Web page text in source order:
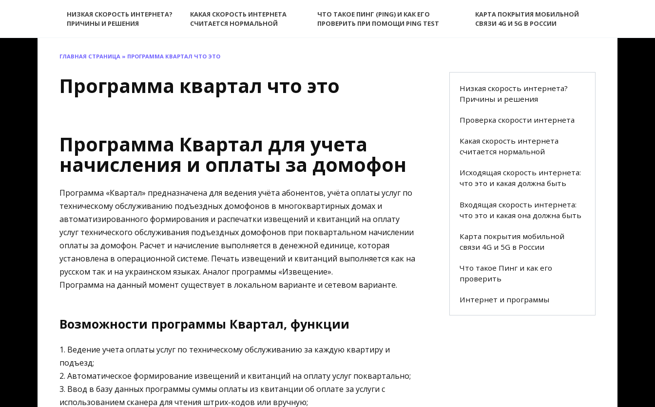
НИЗКАЯ СКОРОСТЬ ИНТЕРНЕТА?
ПРИЧИНЫ И РЕШЕНИЯ
КАКАЯ СКОРОСТЬ ИНТЕРНЕТА
СЧИТАЕТСЯ НОРМАЛЬНОЙ
ЧТО ТАКОЕ ПИНГ (PING) И КАК ЕГО
ПРОВЕРИТЬ ПРИ ПОМОЩИ PING TEST
КАРТА ПОКРЫТИЯ МОБИЛЬНОЙ
СВЯЗИ 4G И 5G В РОССИИ
ГЛАВНАЯ СТРАНИЦА » ПРОГРАММА КВАРТАЛ ЧТО ЭТО
Программа квартал что это
Программа Квартал для учета
начисления и оплаты за домофон
Программа «Квартал» предназначена для ведения учёта абонентов, учёта оплаты услуг по
техническому обслуживанию подъездных домофонов в многоквартирных домах и
автоматизированного формирования и распечатки извещений и квитанций на оплату
услуг технического обслуживания подъездных домофонов при поквартальном начислении
оплаты за домофон. Расчет и начисление выполняется в денежной единице, которая
установлена в операционной системе. Печать извещений и квитанций выполняется как на
русском так и на украинском языках. Аналог программы «Извещение».
Программа на данный момент существует в локальном варианте и сетевом варианте.
Возможности программы Квартал, функции
1. Ведение учета оплаты услуг по техническому обслуживанию за каждую квартиру и
подъезд;
2. Автоматическое формирование извещений и квитанций на оплату услуг поквартально;
3. Ввод в базу данных программы суммы оплаты из квитанции об оплате за услуги с
использованием сканера для чтения штрих-кодов или вручную;
Низкая скорость интернета?
Причины и решения
Проверка скорости интернета
Какая скорость интернета
считается нормальной
Исходящая скорость интернета:
что это и какая должна быть
Входящая скорость интернета:
что это и какая она должна быть
Карта покрытия мобильной
связи 4G и 5G в России
Что такое Пинг и как его
проверить
Интернет и программы